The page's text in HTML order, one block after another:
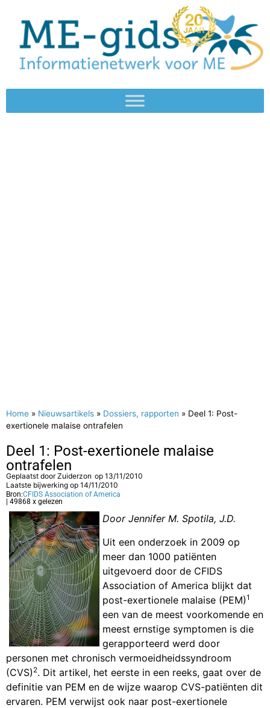
Home » Nieuwsartikels » Dossiers, rapporten » Deel 1: Post-
exertionele malaise ontrafelen
Deel 1: Post-exertionele malaise
ontrafelen
Geplaatst doorZuiderzon op 13/11/2010
Laatste bijwerking op 14/11/2010
Bron:CFIDS Association of America
| 49868 x gelezen
Door Jennifer M. Spotila, J.D.
Uit een onderzoek in 2009 op
meer dan 1000 patiënten
uitgevoerd door de CFIDS
Association of America blijkt dat
post-exertionele malaise (PEM)1
een van de meest voorkomende en
meest ernstige symptomen is die
gerapporteerd werd door
personen met chronisch vermoeidheidssyndroom
(CVS) 2. Dit artikel, het eerste in een reeks, gaat over de
definitie van PEM en de wijze waarop CVS-patiënten dit
ervaren. PEM verwijst ook naar post-exertionele